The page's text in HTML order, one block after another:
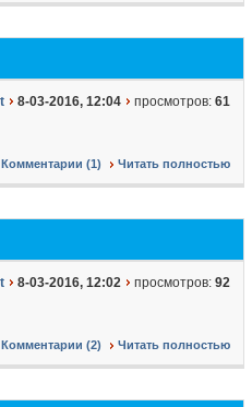
8-03-2016, 12:04 просмотров: 61
Комментарии (1) Читать полностью
8-03-2016, 12:02 просмотров: 92
Комментарии (2) Читать полностью